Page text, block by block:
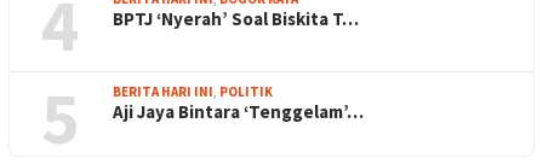
4 BPTJ ‘Nyerah’ Soal Biskita T…
5 BERITA HARI INI POLITIK
Aji Jaya Bintara ‘Tenggelam’…